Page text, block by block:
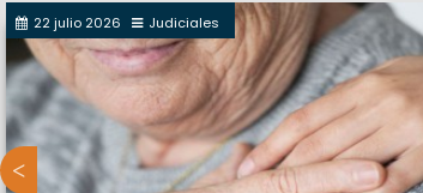
22 julio 2026 Judiciales